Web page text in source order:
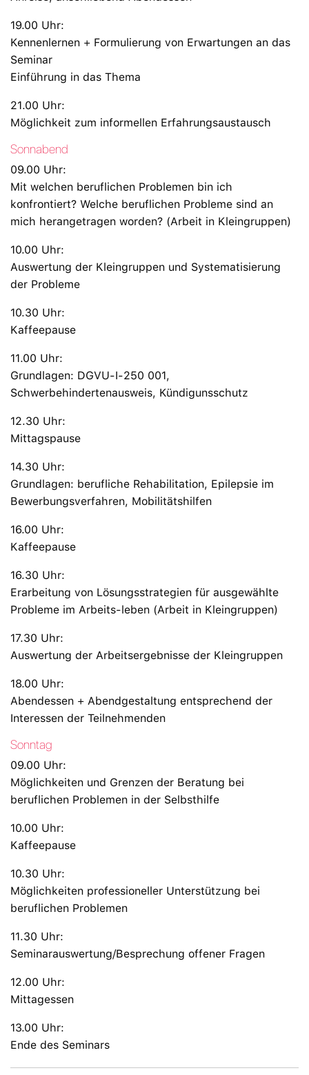
19.00 Uhr:
Kennenlernen + Formulierung von Erwartungen an das
Seminar
Einführung in das Thema
21.00 Uhr:
Möglichkeit zum informellen Erfahrungsaustausch
Sonnabend
09.00 Uhr:
Mit welchen beruflichen Problemen bin ich
konfrontiert? Welche beruflichen Probleme sind an
mich herangetragen worden? (Arbeit in Kleingruppen)
10.00 Uhr:
Auswertung der Kleingruppen und Systematisierung
der Probleme
10.30 Uhr:
Kaffeepause
11.00 Uhr:
Grundlagen: DGVU-I-250 001,
Schwerbehindertenausweis, Kündigunsschutz
12.30 Uhr:
Mittagspause
14.30 Uhr:
Grundlagen: berufliche Rehabilitation, Epilepsie im
Bewerbungsverfahren, Mobilitätshilfen
16.00 Uhr:
Kaffeepause
16.30 Uhr:
Erarbeitung von Lösungsstrategien für ausgewählte
Probleme im Arbeits-leben (Arbeit in Kleingruppen)
17.30 Uhr:
Auswertung der Arbeitsergebnisse der Kleingruppen
18.00 Uhr:
Abendessen + Abendgestaltung entsprechend der
Interessen der Teilnehmenden
Sonntag
09.00 Uhr:
Möglichkeiten und Grenzen der Beratung bei
beruflichen Problemen in der Selbsthilfe
10.00 Uhr:
Kaffeepause
10.30 Uhr:
Möglichkeiten professioneller Unterstützung bei
beruflichen Problemen
11.30 Uhr:
Seminarauswertung/Besprechung offener Fragen
12.00 Uhr:
Mittagessen
13.00 Uhr:
Ende des Seminars